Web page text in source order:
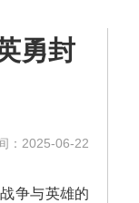
勇封
：2025-06-22
争与英雄的